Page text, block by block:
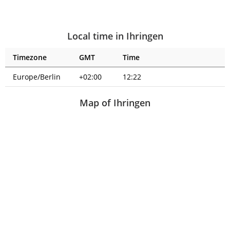
Local time in Ihringen
Timezone GMT
Time
Europe/Berlin
+02:00 12:23
Map of Ihringen